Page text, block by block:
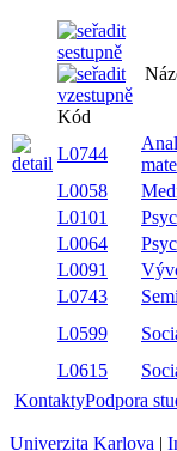
Kód
L0744
L0058
L0101
L0064
L0091
L0743
L0599
L0615
KontaktyPodpora
Univerzita Karlova |